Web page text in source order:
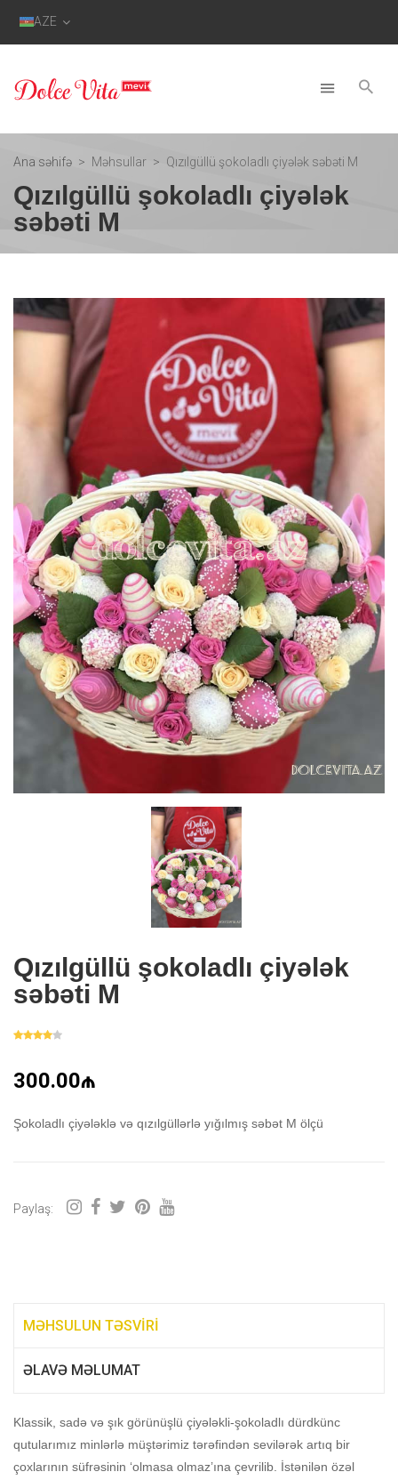
AZE
Ana səhifə Məhsullar Qızılgüllü şokoladlı çiyələk səbəti M
Qızılgüllü şokoladlı çiyələk
səbəti M
Qızılgüllü şokoladlı çiyələk
səbəti M
300.00₼
Şokoladlı çiyələklə və qızılgüllərlə yığılmış səbət M ölçü
Paylaş:
MƏHSULUN TƏSVIRI
ƏLAVƏ MƏLUMAT
Klassik, sadə və şık görünüşlü çiyələkli-şokoladlı dürdkünc
qutularımız minlərlə müştərimiz tərəfindən sevilərək artıq bir
çoxlarının süfrəsinin ‘olmasa olmaz’ına çevrilib. İstənilən özəl